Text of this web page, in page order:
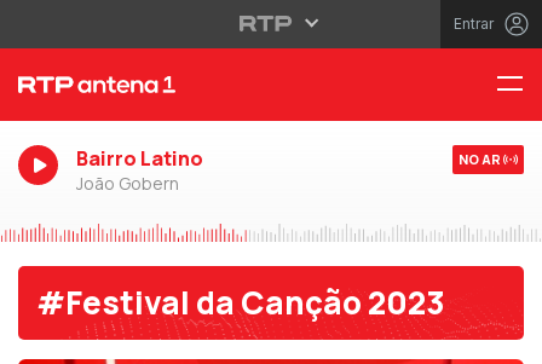
Entrar
Bairro Latino
João Gobern
NO AR
#Festival da Canção 2023